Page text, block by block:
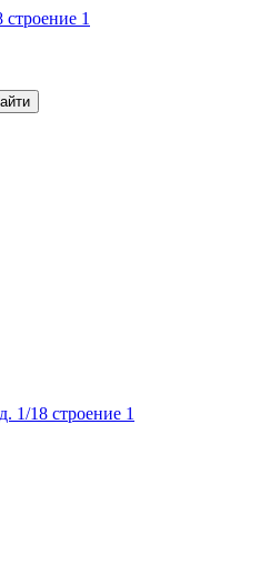
1
1/18 строение 1